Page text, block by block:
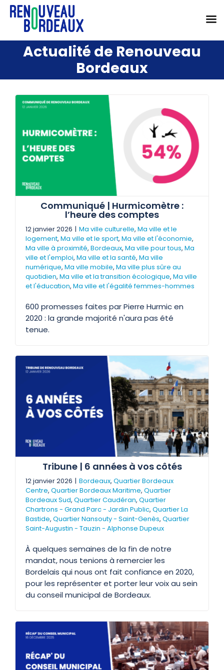
Actualité de Renouveau
Bordeaux
Communiqué | Hurmicomètre :
l’heure des comptes
12 janvier 2026 | Ma ville culturelle, Ma ville et le
logement, Ma ville et le sport, Ma ville et l'économie,
Ma ville à proximité, Bordeaux, Ma ville pour tous, Ma
ville et l'emploi, Ma ville et la santé, Ma ville
numérique, Ma ville mobile, Ma ville plus sûre au
quotidien, Ma ville et la transition écologique, Ma ville
et l'éducation, Ma ville et l'égalité femmes-hommes
600 promesses faites par Pierre Hurmic en
2020 : la grande majorité n'aura pas été
tenue.
Tribune | 6 années à vos côtés
12 janvier 2026 | Bordeaux, Quartier Bordeaux
Centre, Quartier Bordeaux Maritime, Quartier
Bordeaux Sud, Quartier Caudéran, Quartier
Chartrons - Grand Parc - Jardin Public, Quartier La
Bastide, Quartier Nansouty - Saint-Genès, Quartier
Saint-Augustin - Tauzin - Alphonse Dupeux
À quelques semaines de la fin de notre
mandat, nous tenions à remercier les
Bordelais qui nous ont fait confiance en 2020,
pour les représenter et porter leur voix au sein
du conseil municipal de Bordeaux.